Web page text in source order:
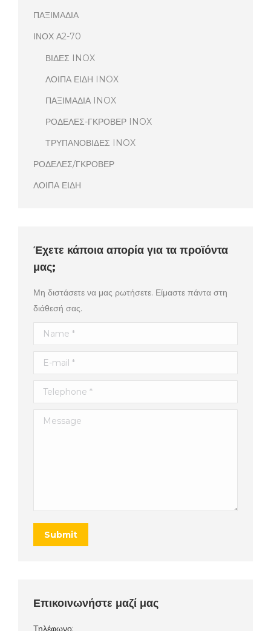
ΠΑΞΙΜΑΔΙΑ
ΙΝΟΧ Α2-70
ΒΙΔΕΣ INOX
ΛΟΙΠΑ ΕΙΔΗ INOX
ΠΑΞΙΜΑΔΙΑ INOX
ΡΟΔΕΛΕΣ-ΓΚΡΟΒΕΡ INOX
ΤΡΥΠΑΝΟΒΙΔΕΣ INOX
ΡΟΔΕΛΕΣ/ΓΚΡΟΒΕΡ
ΛΟΙΠΑ ΕΙΔΗ
Έχετε κάποια απορία για τα προϊόντα
μας;
Μη διστάσετε να μας ρωτήσετε. Είμαστε πάντα στη
διάθεσή σας.
Name *
E-mail *
Telephone *
Message
Submit
Επικοινωνήστε μαζί μας
Τηλέφωνο: